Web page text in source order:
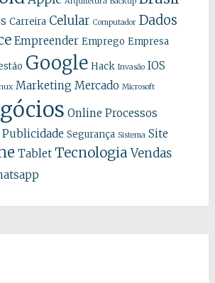
Carreira Celular Computador Dados
Empreender Emprego Empresa
Google Hack Invasão IOS
Marketing Mercado Microsoft
Online Processos
Publicidade Segurança Sistema Site
Tablet TecnologiaVendas